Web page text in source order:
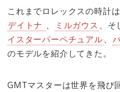
これまでロレックスの時計は
デイトナ 、 ミルガウス 、そ
イスターパーペチュアル、
のモデルを紹介してきた。
GMTマスターは世界を飛び